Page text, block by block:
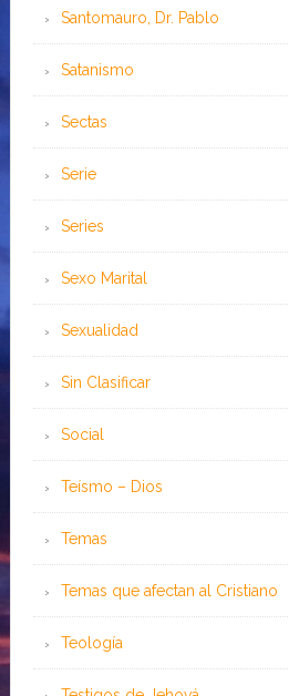
Santomauro, Dr. Pablo
Satanismo
Sectas
Serie
Series
Sexo Marital
Sexualidad
Sin Clasificar
Social
Teísmo – Dios
Temas
Temas que afectan al Cristiano
Teología